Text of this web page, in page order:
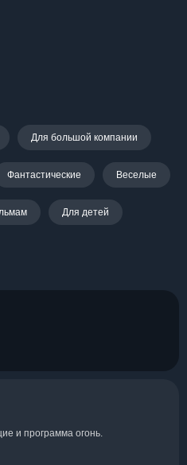
Для большой компании
Фантастические Веселые
Для детей
и программа огонь.